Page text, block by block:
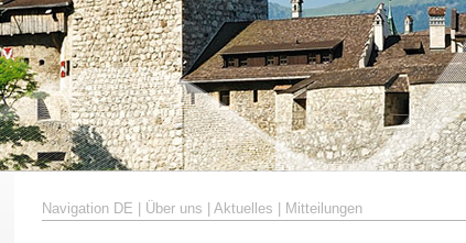
Navigation DE Über uns Aktuelles Mitteilungen